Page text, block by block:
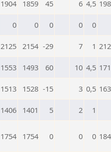
1904 1859 45 6 4,5
0 0 0 0 0
2125 2154 -29 7 1
1553 1493 60 10 4,5
1513 1528 -15 3 0,5
1406 1401 5 2 1
1754 1754 0 0 0